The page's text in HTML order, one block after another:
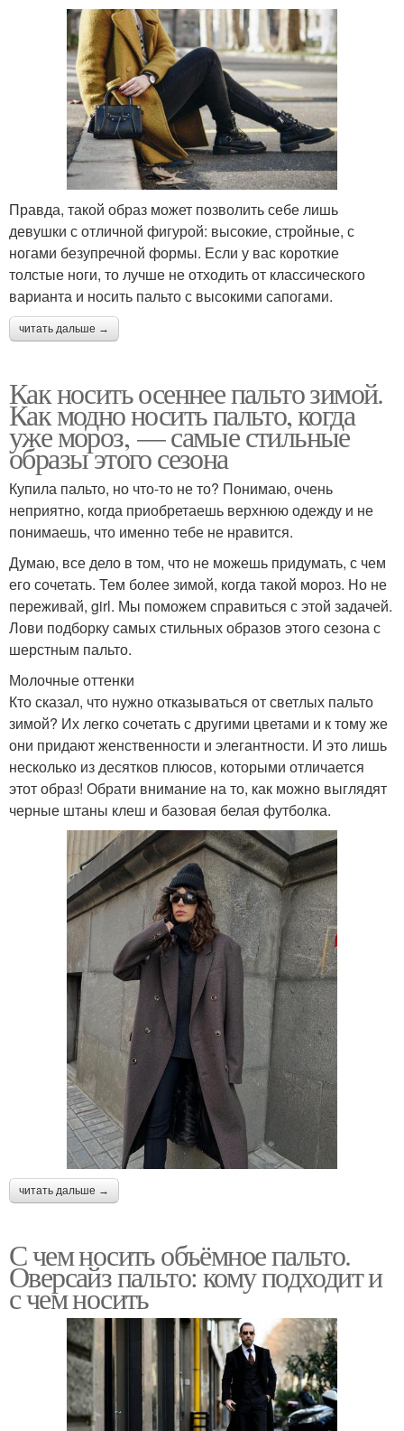
Правда, такой образ может позволить себе лишь
девушки с отличной фигурой: высокие, стройные, с
ногами безупречной формы. Если у вас короткие
толстые ноги, то лучше не отходить от классического
варианта и носить пальто с высокими сапогами.
читать дальше →
Как носить осеннее пальто зимой.
Как модно носить пальто, когда
уже мороз, — самые стильные
образы этого сезона
Купила пальто, но что-то не то? Понимаю, очень
неприятно, когда приобретаешь верхнюю одежду и не
понимаешь, что именно тебе не нравится.
Думаю, все дело в том, что не можешь придумать, с чем
его сочетать. Тем более зимой, когда такой мороз. Но не
переживай, girl. Мы поможем справиться с этой задачей.
Лови подборку самых стильных образов этого сезона с
шерстным пальто.
Молочные оттенки
Кто сказал, что нужно отказываться от светлых пальто
зимой? Их легко сочетать с другими цветами и к тому же
они придают женственности и элегантности. И это лишь
несколько из десятков плюсов, которыми отличается
этот образ! Обрати внимание на то, как можно выглядят
черные штаны клеш и базовая белая футболка.
читать дальше →
С чем носить объёмное пальто.
Оверсайз пальто: кому подходит и
с чем носить